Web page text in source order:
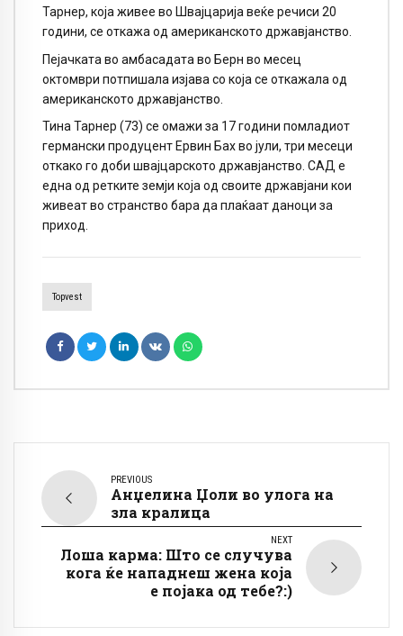
Тарнер, која живее во Швајцарија веќе речиси 20
години, се откажа од американското државјанство.
Пејачката во амбасадата во Берн во месец
октомври потпишала изјава со која се откажала од
американското државјанство.
Тина Тарнер (73) се омажи за 17 години помладиот
германски продуцент Ервин Бах во јули, три месеци
откако го доби швајцарското државјанство. САД е
една од ретките земји која од своите државјани кои
живеат во странство бара да плаќаат даноци за
приход.
Topvest
PREVIOUS
Анџелина Џоли во улога на
зла кралица
NEXT
Лоша карма: Што се случува
кога ќе нападнеш жена која
е појака од тебе?:)